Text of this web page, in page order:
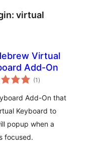
virtual
Virtual
Add-On
(1 total
de
)
Add-On that
Keyboard to
popup when a
focused.